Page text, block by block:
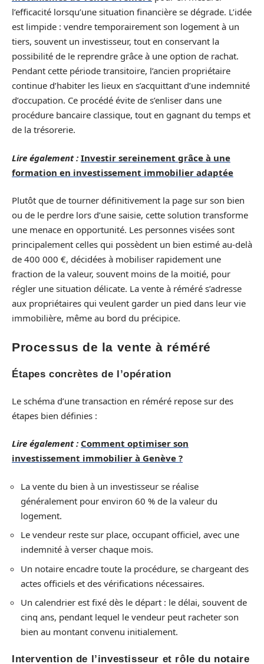
l’efficacité lorsqu’une situation financière se dégrade. L’idée
est limpide : vendre temporairement son logement à un
tiers, souvent un investisseur, tout en conservant la
possibilité de le reprendre grâce à une option de rachat.
Pendant cette période transitoire, l’ancien propriétaire
continue d’habiter les lieux en s’acquittant d’une indemnité
d’occupation. Ce procédé évite de s’enliser dans une
procédure bancaire classique, tout en gagnant du temps et
de la trésorerie.
Lire également : Investir sereinement grâce à une
formation en investissement immobilier adaptée
Plutôt que de tourner définitivement la page sur son bien
ou de le perdre lors d’une saisie, cette solution transforme
une menace en opportunité. Les personnes visées sont
principalement celles qui possèdent un bien estimé au-delà
de 400 000 €, décidées à mobiliser rapidement une
fraction de la valeur, souvent moins de la moitié, pour
régler une situation délicate. La vente à réméré s’adresse
aux propriétaires qui veulent garder un pied dans leur vie
immobilière, même au bord du précipice.
Processus de la vente à réméré
Étapes concrètes de l’opération
Le schéma d’une transaction en réméré repose sur des
étapes bien définies :
Lire également : Comment optimiser son
investissement immobilier à Genève ?
La vente du bien à un investisseur se réalise
généralement pour environ 60 % de la valeur du
logement.
Le vendeur reste sur place, occupant officiel, avec une
indemnité à verser chaque mois.
Un notaire encadre toute la procédure, se chargeant des
actes officiels et des vérifications nécessaires.
Un calendrier est fixé dès le départ : le délai, souvent de
cinq ans, pendant lequel le vendeur peut racheter son
bien au montant convenu initialement.
Intervention de l’investisseur et rôle du notaire